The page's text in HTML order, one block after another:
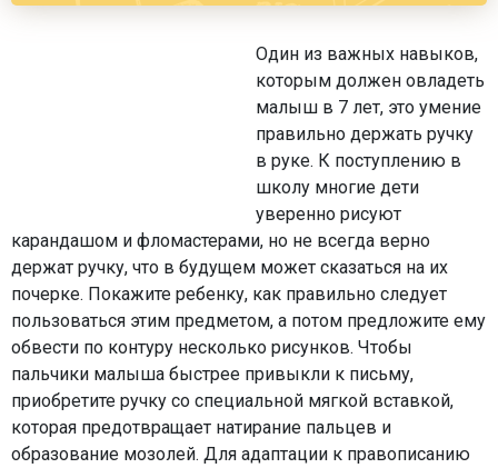
Один из важных навыков,
которым должен овладеть
малыш в 7 лет, это умение
правильно держать ручку
в руке. К поступлению в
школу многие дети
уверенно рисуют
карандашом и фломастерами, но не всегда верно
держат ручку, что в будущем может сказаться на их
почерке. Покажите ребенку, как правильно следует
пользоваться этим предметом, а потом предложите ему
обвести по контуру несколько рисунков. Чтобы
пальчики малыша быстрее привыкли к письму,
приобретите ручку со специальной мягкой вставкой,
которая предотвращает натирание пальцев и
образование мозолей. Для адаптации к правописанию